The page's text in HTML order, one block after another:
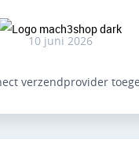
10 juni 2026
verzendprovider